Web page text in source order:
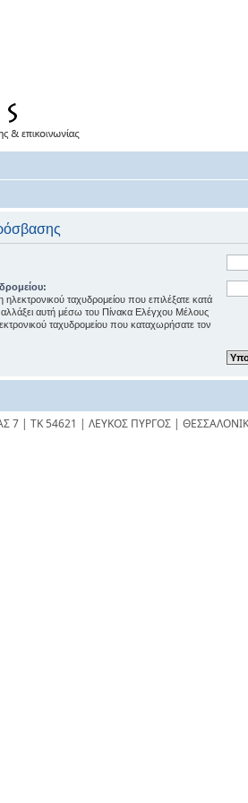
ηλεκτρονικού ταχυδρομείου που επιλέξατε κατά
αυτή μέσω του Πίνακα Ελέγχου Μέλους
ταχυδρομείου που καταχωρήσατε τον
7 | ΤΚ 54621 | ΛΕΥΚΟΣ ΠΥΡΓΟΣ |